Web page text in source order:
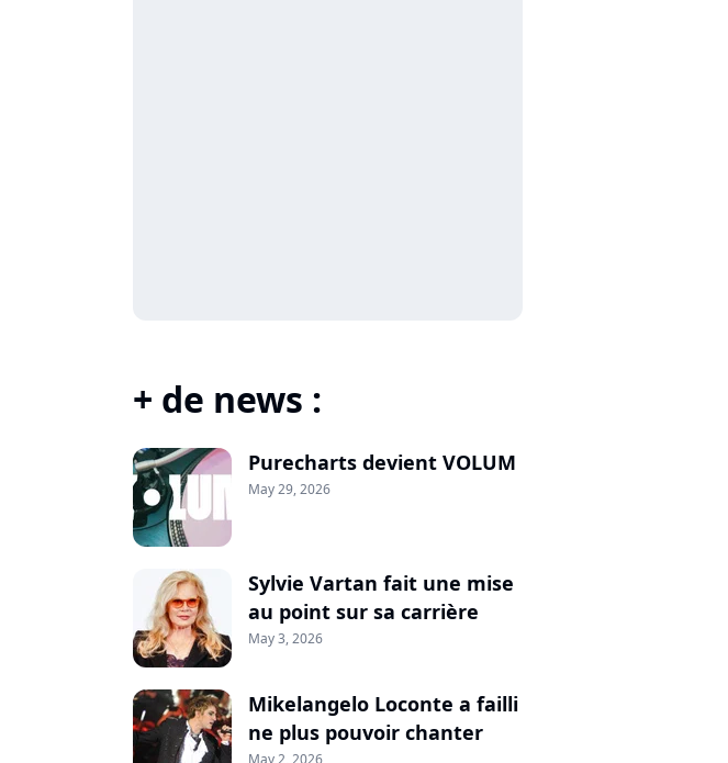
+ de news :
Purecharts devient VOLUM
May 29, 2026
Sylvie Vartan fait une mise
au point sur sa carrière
May 3, 2026
Mikelangelo Loconte a failli
ne plus pouvoir chanter
May 2, 2026